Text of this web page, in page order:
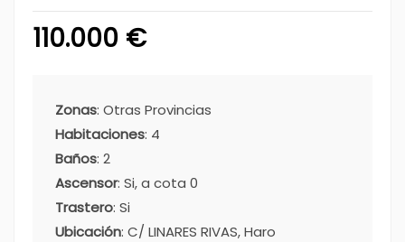
110.000 €
Zonas: Otras Provincias
Habitaciones: 4
Baños: 2
Ascensor: Si, a cota 0
Trastero: Si
Ubicación: C/ LINARES RIVAS, Haro